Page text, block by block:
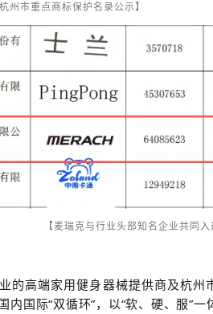
州市重点商标保护名录公示】
【麦瑞克与行业头部知名企业共同
的高端家用健身器械提供商及杭州
内国际“双循环”，以“软、硬、服”一